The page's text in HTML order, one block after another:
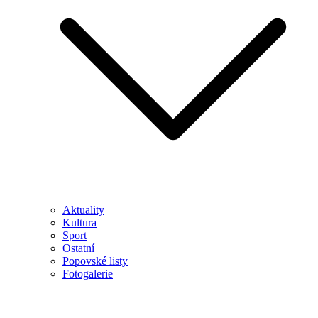
Aktuality
Kultura
Sport
Ostatní
Popovské listy
Fotogalerie